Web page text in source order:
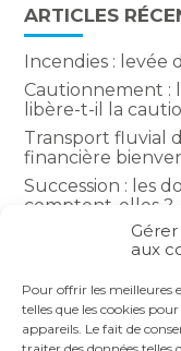
aux
Pour offrir les meilleures
telles que les cookies
appareils. Le fait de
ARTICLES
Incendies :
Cautionnement :
libère-t-il la
Transport fluvial
financière
Succession : les
comptent-elles ?
Encadrement